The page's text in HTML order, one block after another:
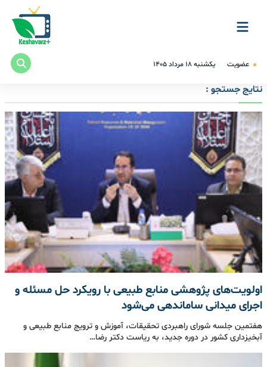
عضویت یکشنبه ۱۸ مرداد ۱۴۰۵
نتایج جستجو :
اولویت‌های پژوهشی منابع طبیعی با رویکرد حل مسئله و
اجرای میدانی ساماندهی می‌شود
هفتمین جلسه شورای راهبردی تحقیقات، آموزش و ترویج منابع طبیعی و
آبخیزداری کشور در دوره جدید، به ریاست دکتر رضا…